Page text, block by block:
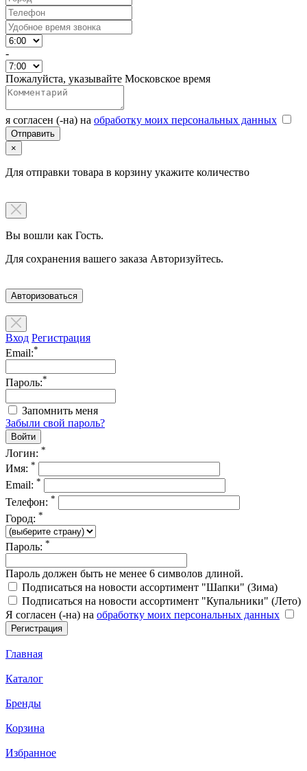
-
Пожалуйста, указывайте Московское время
я согласен (-на) на обработку моих персональных данных
×
Для отправки товара в корзину укажите количество
Вы вошли как Гость.
Для сохранения вашего заказа Авторизуйтесь.
Авторизоваться
Вход Регистрация
Email:*
Пароль:*
Запомнить меня
Забыли свой пароль?
Логин: *
Имя: *
Email: *
Телефон: *
Город: *
Пароль: *
Пароль должен быть не менее 6 символов длиной.
Подписаться на новости ассортимент "Шапки" (Зима)
Подписаться на новости ассортимент "Купальники" (Лето)
Я согласен (-на) на обработку моих персональных данных
Главная
Каталог
Бренды
Корзина
Избранное